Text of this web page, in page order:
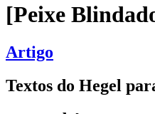
[Peixe
Artigo
Textos do Hegel